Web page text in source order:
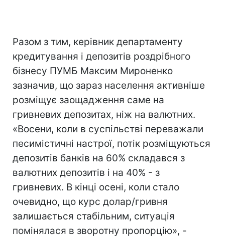
Разом з тим, керівник департаменту
кредитування і депозитів роздрібного
бізнесу ПУМБ Максим Мироненко
зазначив, що зараз населення активніше
розміщує заощадження саме на
гривневих депозитах, ніж на валютних.
«Восени, коли в суспільстві переважали
песимістичні настрої, потік розміщуються
депозитів банків на 60% складався з
валютних депозитів і на 40% - з
гривневих. В кінці осені, коли стало
очевидно, що курс долар/гривня
залишається стабільним, ситуація
помінялася в зворотну пропорцію», -